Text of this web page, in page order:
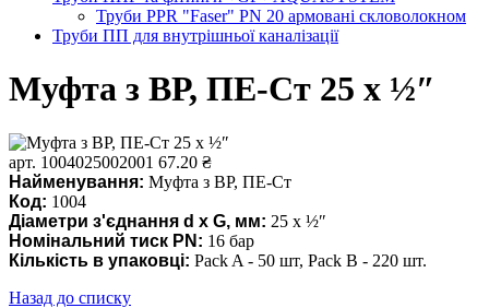
Труби PPR "Faser" PN 20 армовані скловолокном
Труби ПП для внутрішньої каналізації
Муфта з ВР, ПЕ-Ст 25 х ½″
арт. 1004025002001 67.20 ₴
Найменування: Муфта з ВР, ПЕ-Ст
Код: 1004
Діаметри з'єднання d x G, мм: 25 х ½″
Номінальний тиск PN : 16 бар
Кількість в упаковці: Pack A - 50 шт, Pack В - 220 шт.
Назад до списку